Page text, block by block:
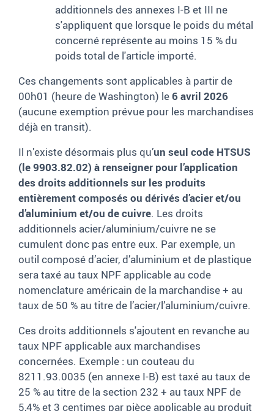
additionnels des annexes I-B et III ne
s'appliquent que lorsque le poids du métal
concerné représente au moins 15 % du
poids total de l'article importé.
Ces changements sont applicables à partir de
00h01 (heure de Washington) le6 avril 2026
(aucune exemption prévue pour les marchandises
déjà en transit).
Il n’existe désormais plus qu’un seul code HTSUS
(le 9903.82.02) à renseigner pour l’application
des droits additionnels sur les produits
entièrement composés ou dérivés d’acier et/ou
d’aluminium et/ou de cuivre. Les droits
additionnels acier/aluminium/cuivre ne se
cumulent donc pas entre eux. Par exemple, un
outil composé d’acier, d’aluminium et de plastique
sera taxé au taux NPF applicable au code
nomenclature américain de la marchandise + au
taux de 50 % au titre de l’acier/l’aluminium/cuivre.
Ces droits additionnels s'ajoutent en revanche au
taux NPF applicable aux marchandises
concernées. Exemple : un couteau du
8211.93.0035 (en annexe I-B) est taxé au taux de
25 % au titre de la section 232 + au taux NPF de
5,4% et 3 centimes par pièce applicable au produit